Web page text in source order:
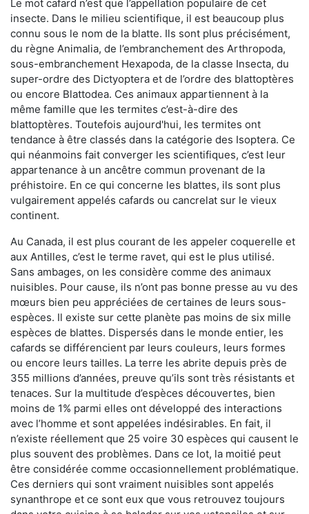
Le mot cafard n’est que l’appellation populaire de cet
insecte. Dans le milieu scientifique, il est beaucoup plus
connu sous le nom de la blatte. Ils sont plus précisément,
du règne Animalia, de l’embranchement des Arthropoda,
sous-embranchement Hexapoda, de la classe Insecta, du
super-ordre des Dictyoptera et de l’ordre des blattoptères
ou encore Blattodea. Ces animaux appartiennent à la
même famille que les termites c’est-à-dire des
blattoptères. Toutefois aujourd'hui, les termites ont
tendance à être classés dans la catégorie des Isoptera. Ce
qui néanmoins fait converger les scientifiques, c’est leur
appartenance à un ancêtre commun provenant de la
préhistoire. En ce qui concerne les blattes, ils sont plus
vulgairement appelés cafards ou cancrelat sur le vieux
continent.
Au Canada, il est plus courant de les appeler coquerelle et
aux Antilles, c’est le terme ravet, qui est le plus utilisé.
Sans ambages, on les considère comme des animaux
nuisibles. Pour cause, ils n’ont pas bonne presse au vu des
mœurs bien peu appréciées de certaines de leurs sous-
espèces. Il existe sur cette planète pas moins de six mille
espèces de blattes. Dispersés dans le monde entier, les
cafards se différencient par leurs couleurs, leurs formes
ou encore leurs tailles. La terre les abrite depuis près de
355 millions d’années, preuve qu’ils sont très résistants et
tenaces. Sur la multitude d’espèces découvertes, bien
moins de 1% parmi elles ont développé des interactions
avec l’homme et sont appelées indésirables. En fait, il
n’existe réellement que 25 voire 30 espèces qui causent le
plus souvent des problèmes. Dans ce lot, la moitié peut
être considérée comme occasionnellement problématique.
Ces derniers qui sont vraiment nuisibles sont appelés
synanthrope et ce sont eux que vous retrouvez toujours